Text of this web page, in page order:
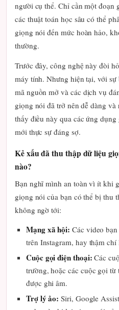
người cụ thể. Chỉ cần một đoạn
các thuật toán học sâu có thể
giọng nói đến mức hoàn hảo,
thường.
Trước đây, công nghệ này đòi
máy tính. Nhưng hiện tại, với
mã nguồn mở và các dịch vụ
giọng nói đã trở nên dễ dàng
thấy điều này qua các ứng
mới thực sự đáng sợ.
Kẻ xấu đã thu thập dữ liệu
nào?
Bạn nghĩ mình an toàn vì ít khi
giọng nói của bạn có thể bị thu
không ngờ tới:
Mạng xã hội: Các video
trên Instagram, hay thậm
Cuộc gọi điện thoại: Các
trường, hoặc các cuộc gọi
được ghi âm.
Trợ lý ảo: Siri, Google